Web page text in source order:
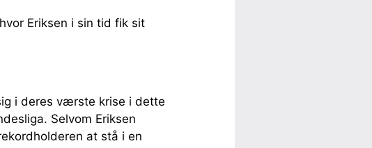
Eriksen i sin tid fik sit
i deres værste krise i dette
Selvom Eriksen
at stå i en